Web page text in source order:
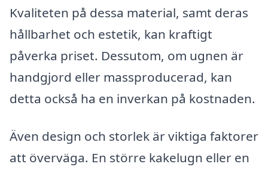
Kvaliteten på dessa material, samt deras
hållbarhet och estetik, kan kraftigt
påverka priset. Dessutom, om ugnen är
handgjord eller massproducerad, kan
detta också ha en inverkan på kostnaden.
Även design och storlek är viktiga faktorer
att överväga. En större kakelugn eller en